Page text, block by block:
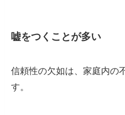
嘘をつくことが多い
信頼性の欠如は、家庭内の
す。